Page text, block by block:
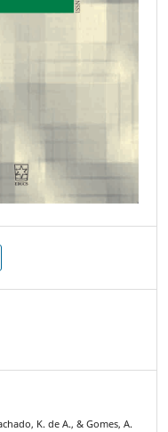
K. de A., & Gomes, A.